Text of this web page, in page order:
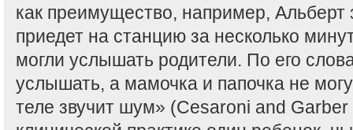
как преимущество, например, Альберт
приедет на станцию за несколько
могли услышать родители. По его
услышать, а мамочка и папочка не
теле звучит шум» (Cesaroni and